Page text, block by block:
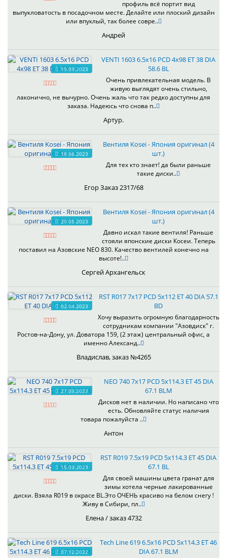
профиль всё портит вид
выпукловатость в посадочном месте. Делайте или плоский дизайн
или впуклый, так более совре..
Андрей
19.09.2023
VENTI 1603 6.5x16 PCD 4x98 ET 38 DIA
58.6 BL
Очень привлекательная модель. В
живую выглядят очень стильно,
лаконично, не вычурно. Очень жаль что так редко доступны для
заказа. Надеюсь что снова п..
Артур.
18.06.2023
Вентиля Kosei - Япония оригинал (4
шт.)
Для тех кто знает! да были раньше
такие диски..
Егор Заказ 2317/68
20.05.2023
Вентиля Kosei - Япония оригинал (4
шт.)
Давно искал такие вентиля! Раньше
стояли японские диски Косеи. Теперь
поставил на Азовские NEO 830. Качество вентилей конечно на
высоте!..
Сергей Архангельск
02.04.2023
RST R017 7x17 PCD 5x112 ET 40 DIA 57.1
BD
Хочу выразить огромную благодарность
сотрудникам компании "Азовдиск" г.
Ростов-на-Дону, ул. Доватора 159, (2 этаж) центральный офис, а
именно Александ..
Владислав, заказ №4265
27.03.2023
NEO 740 7x17 PCD 5x114.3 ET 45 DIA
67.1 BLM
Дисков нет в наличии. Но написано что
есть. Обновляйте статус наличия
товара пожалуйста ..
Антон
15.03.2023
RST R019 7.5x19 PCD 5x114.3 ET 45 DIA
67.1 BL
Для своей машины цвета гранат для
зимы хотела черные лакированные
диски. Взяла R019 в окрасе BL.Это ОЧЕНЬ красиво на белом снегу !
Живу в Сибири, пл..
Елена / заказ 4732
07.12.2022
Tech Line 619 6.5x16 PCD 5x114.3 ET 46
DIA 67.1 BLM